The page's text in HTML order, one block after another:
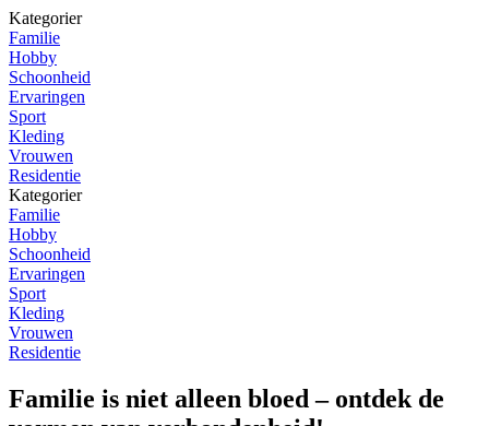
Kategorier
Familie
Hobby
Schoonheid
Ervaringen
Sport
Kleding
Vrouwen
Residentie
Kategorier
Familie
Hobby
Schoonheid
Ervaringen
Sport
Kleding
Vrouwen
Residentie
Familie is niet alleen bloed – ontdek de